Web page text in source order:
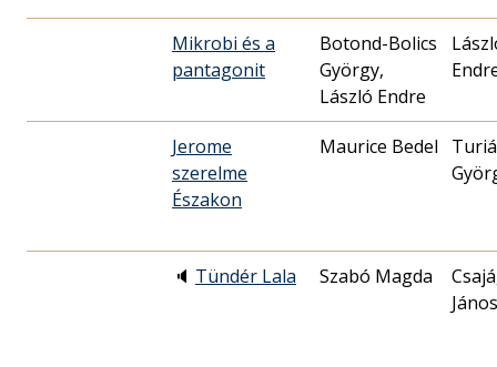
Mikrobi és a
pantagonit
Botond-Bolics
György,
László Endre
Jerome
szerelme
Északon
Maurice Bedel
🔈 Tündér Lala Szabó Magda
János